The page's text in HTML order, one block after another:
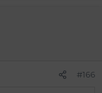
#166